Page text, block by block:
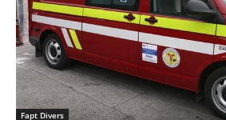
Fapt Divers